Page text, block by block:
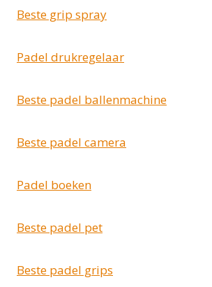
Beste grip spray
Padel drukregelaar
Beste padel ballenmachine
Beste padel camera
Padel boeken
Beste padel pet
Beste padel grips